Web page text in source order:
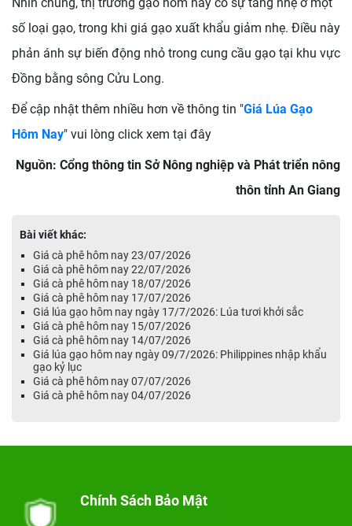
số loại gạo, trong khi giá gạo xuất khẩu giảm nhẹ. Điều này
phản ánh sự biến động nhỏ trong cung cầu gạo tại khu vực
Đồng bằng sông Cửu Long.
Để cập nhật thêm nhiều hơn về thông tin "Giá Lúa Gạo
Hôm Nay" vui lòng click xem tại đây
Nguồn: Cổng thông tin Sở Nông nghiệp và Phát triển nông
thôn tỉnh An Giang
Bài viết khác:
Giá cà phê hôm nay 23/07/2026
Giá cà phê hôm nay 22/07/2026
Giá cà phê hôm nay 18/07/2026
Giá cà phê hôm nay 17/07/2026
Giá lúa gạo hôm nay ngày 17/7/2026: Lúa tươi khởi sắc
Giá cà phê hôm nay 15/07/2026
Giá cà phê hôm nay 14/07/2026
Giá lúa gạo hôm nay ngày 09/7/2026: Philippines nhập khẩu
gạo kỷ lục
Giá cà phê hôm nay 07/07/2026
Giá cà phê hôm nay 04/07/2026
Chính Sách Bảo Mật